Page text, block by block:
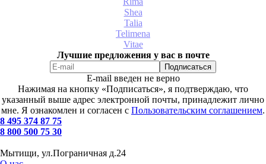
Shea
Talia
Telimena
Vitae
Лучшие предложения у вас в почте
E-mail введен не верно
Нажимая на кнопку «Подписаться», я подтверждаю, что
указанный выше адрес электронной почты, принадлежит лично
мне. Я ознакомлен и согласен с Пользовательским соглашением.
8 495 374 87 75
8 800 500 75 30
Мытищи, ул.Пограничная д.24